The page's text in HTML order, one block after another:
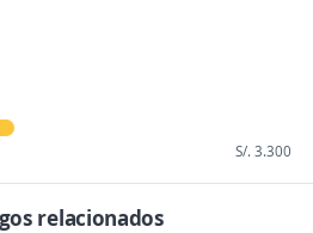
S/. 3.300
relacionados